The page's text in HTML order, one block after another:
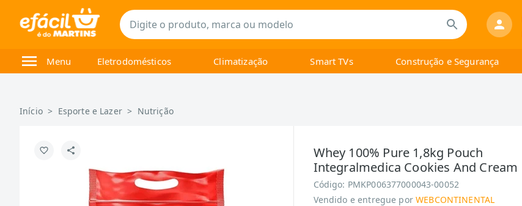
Menu Eletrodomésticos Climatização Smart TVs Construção e Segurança
Início > Esporte e Lazer > Nutrição
Whey 100% Pure 1,8kg Pouch
Integralmedica Cookies And Cream
Código: PMKP006377000043-00052
Vendido e entregue por WEBCONTINENTAL